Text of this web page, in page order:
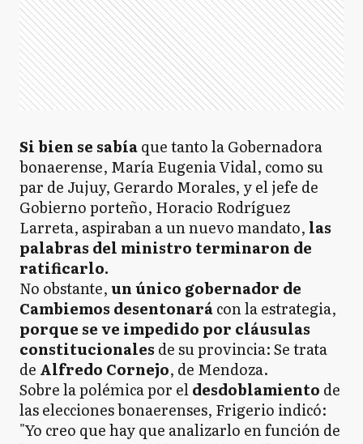
Si bien se sabíaque tanto la Gobernadora
bonaerense, María Eugenia Vidal, como su
par de Jujuy, Gerardo Morales, y el jefe de
Gobierno porteño, Horacio Rodríguez
Larreta, aspiraban a un nuevo mandato, las
palabras del ministro terminaron de
ratificarlo.
No obstante,un único gobernador de
Cambiemos desentonarácon la estrategia,
porque se ve impedido por cláusulas
constitucionales de su provincia: Se trata
de Alfredo Cornejo, de Mendoza.
Sobre la polémica por eldesdoblamiento de
las elecciones bonaerenses, Frigerio indicó:
"Yo creo que hay que analizarlo en función de